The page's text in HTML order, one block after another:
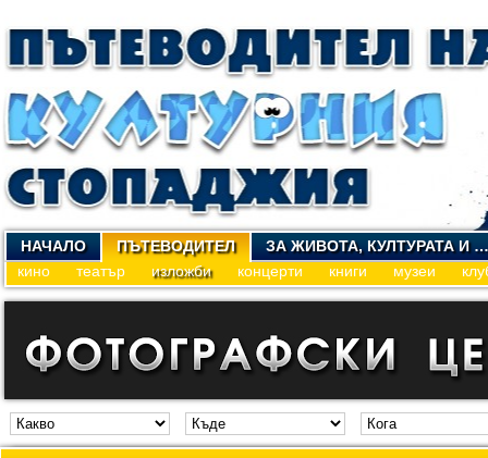
НАЧАЛО ПЪТЕВОДИТЕЛ
ЗА ЖИВОТА, КУЛТУРАТА И …
кино
театър изложби концерти книги музеи